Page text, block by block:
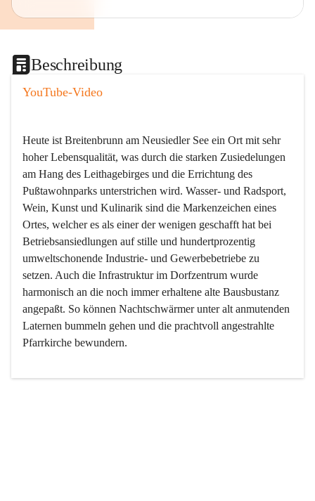
Beschreibung
YouTube-Video
Heute ist Breitenbrunn am Neusiedler See ein Ort mit sehr
hoher Lebensqualität, was durch die starken Zusiedelungen
am Hang des Leithagebirges und die Errichtung des
Pußtawohnparks unterstrichen wird. Wasser- und Radsport,
Wein, Kunst und Kulinarik sind die Markenzeichen eines
Ortes, welcher es als einer der wenigen geschafft hat bei
Betriebsansiedlungen auf stille und hundertprozentig
umweltschonende Industrie- und Gewerbebetriebe zu
setzen. Auch die Infrastruktur im Dorfzentrum wurde
harmonisch an die noch immer erhaltene alte Bausbustanz
angepaßt. So können Nachtschwärmer unter alt anmutenden
Laternen bummeln gehen und die prachtvoll angestrahlte
Pfarrkirche bewundern.
Der Weinbau dominert heute nicht mehr, ist aber integrativer